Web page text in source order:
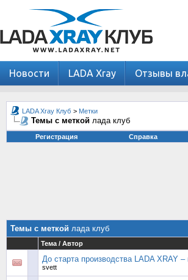
Новости LADA Xray Отзывы
LADA Xray Клуб > Метки
Темы с меткой лада клуб
Регистрация Справка
Темы с меткой лада клуб
Тема / Автор
До старта производства LADA XRAY
svett